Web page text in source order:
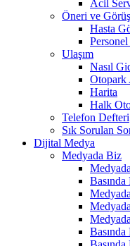
Acil
Öneri ve
Hasta
Ulaşım
Nasıl
Otopark
Harita
Halk
Telefon Defteri
Sık Sorulan
Dijital Medya
Medyada Biz